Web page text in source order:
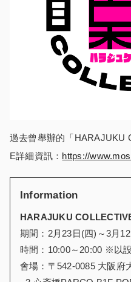
過去曾舉辦的「HARAJUKU
E詳細資訊： https://
Information
HARAJUKU
期間：2月23日(四)～3月
時間：10:00～20:00 ※以
會場：〒542-0085 大阪府